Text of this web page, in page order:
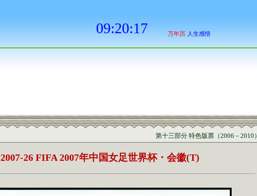
第十三部分 特色版票（2006－2010）
2007-26 FIFA 2007年中国女足世界杯・会徽(T)